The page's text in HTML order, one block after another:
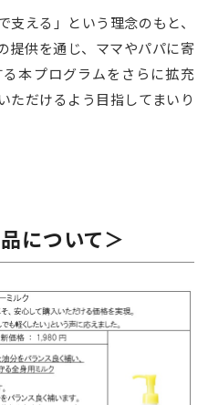
える」という理念のもと、
提供を通じ、ママやパパに寄
本プログラムをさらに拡充
ただけるよう目指してまいり
について＞